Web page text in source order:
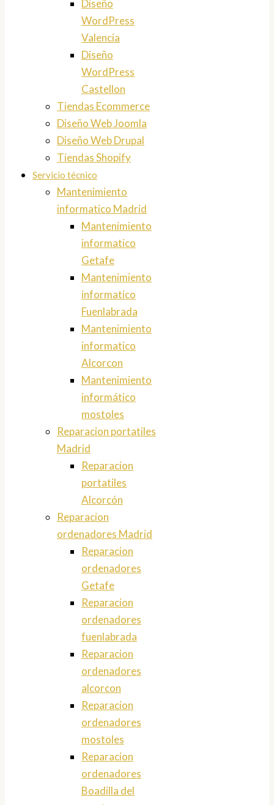
Diseño
WordPress
Valencia
Diseño
WordPress
Castellon
Tiendas Ecommerce
Diseño Web Joomla
Diseño Web Drupal
Tiendas Shopify
Servicio técnico
Mantenimiento
informatico Madrid
Mantenimiento
informatico
Getafe
Mantenimiento
informatico
Fuenlabrada
Mantenimiento
informatico
Alcorcon
Mantenimiento
informático
mostoles
Reparacion portatiles
Madrid
Reparacion
portatiles
Alcorcón
Reparacion
ordenadores Madrid
Reparacion
ordenadores
Getafe
Reparacion
ordenadores
fuenlabrada
Reparacion
ordenadores
alcorcon
Reparacion
ordenadores
mostoles
Reparacion
ordenadores
Boadilla del